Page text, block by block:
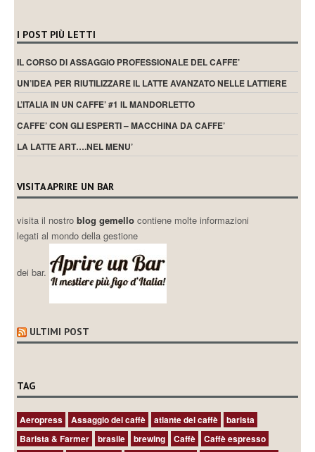
I POST PIÙ LETTI
IL CORSO DI ASSAGGIO PROFESSIONALE DEL CAFFE’
UN’IDEA PER RIUTILIZZARE IL LATTE AVANZATO NELLE LATTIERE
L’ITALIA IN UN CAFFE’ #1 IL MANDORLETTO
CAFFE’ CON GLI ESPERTI – MACCHINA DA CAFFE’
LA LATTE ART….NEL MENU’
VISITA APRIRE UN BAR
visita il nostroblog gemellocontiene molte informazioni
legati al mondo della gestione
dei bar.
ULTIMI POST
TAG
Aeropress Assaggio del caffè atlante del caffè
barista
Barista & Farmer
brasile brewing Caffè
Caffè espresso